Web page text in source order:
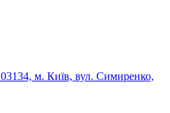
03134, м. Київ, вул. Симиренко,